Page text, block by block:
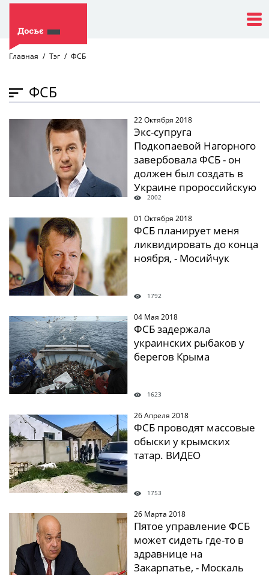
Главная Тэг ФСБ
ФСБ
22 Октября 2018
Экс-супруга
Подкопаевой Нагорного
завербовала ФСБ - он
должен был создать в
Украине пророссийскую
политсилу
2002
01 Октября 2018
ФСБ планирует меня
ликвидировать до конца
ноября, - Мосийчук
1792
" /> 04 Мая 2018
ФСБ задержала
украинских рыбаков у
берегов Крыма
1623
" /> 26 Апреля 2018
ФСБ проводят массовые
обыски у крымских
татар. ВИДЕО
1753
" /> 26 Марта 2018
Пятое управление ФСБ
может сидеть где-то в
здравнице на
Закарпатье, - Москаль